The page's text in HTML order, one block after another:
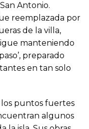
Antonio.
reemplazada por
de la villa,
manteniendo
preparado
en tan solo
los puntos fuertes
algunos